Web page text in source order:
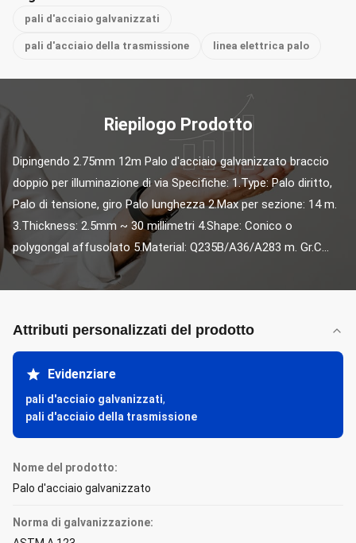
pali d'acciaio galvanizzati
pali d'acciaio della trasmissione linea elettrica palo
Riepilogo Prodotto
Dipingendo 2.75mm 12m Palo d'acciaio galvanizzato braccio
doppio per illuminazione di via Specifiche: 1.Type: Palo diritto,
Palo di tensione, giro Palo lunghezza 2.Max per sezione: 14 m.
3.Thickness: 2.5mm ~ 30 millimetri 4.Shape: Conico o
polygongal affusolato 5.Material: Q235B/A36/A283 m. Gr.C...
Attributi personalizzati del prodotto
Evidenziare
pali d'acciaio galvanizzati,
pali d'acciaio della trasmissione
Nome del prodotto:
Palo d'acciaio galvanizzato
Norma di galvanizzazione: